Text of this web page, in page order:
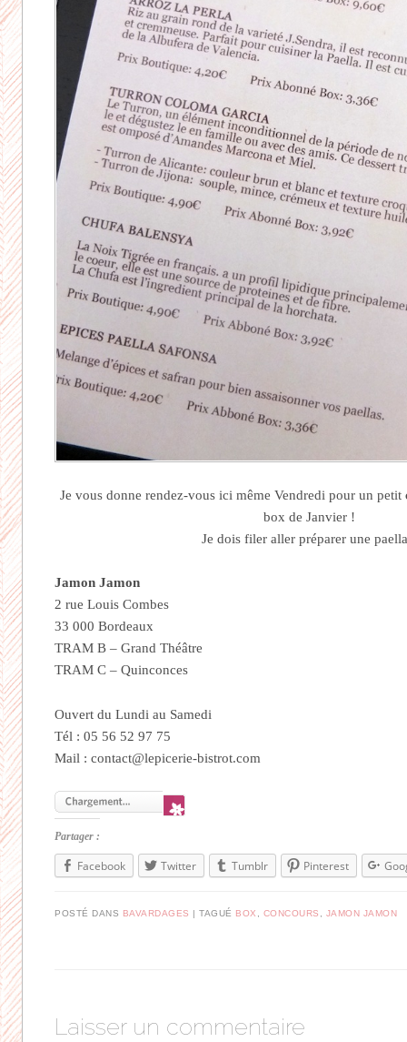
Je vous donne rendez-vous ici même Vendredi pour un petit
box de Janvier !
Je dois filer aller préparer une
Jamon Jamon
2 rue Louis Combes
33 000 Bordeaux
TRAM B – Grand Théâtre
TRAM C – Quinconces
Ouvert du Lundi au Samedi
Tél : 05 56 52 97 75
Mail : contact@lepicerie-bistrot.com
Partager :
Facebook Twitter Tumblr Pinterest
POSTÉ DANS BAVARDAGES |TAGUÉ BOX , CONCOURS , JAMON JAMON
Laisser un commentaire